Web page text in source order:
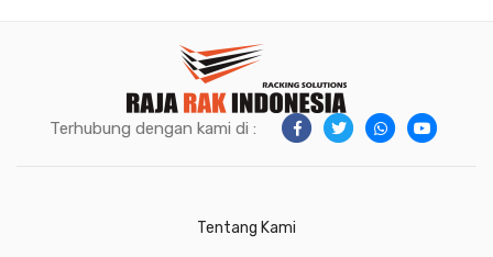
Terhubung dengan kami di :
Tentang Kami